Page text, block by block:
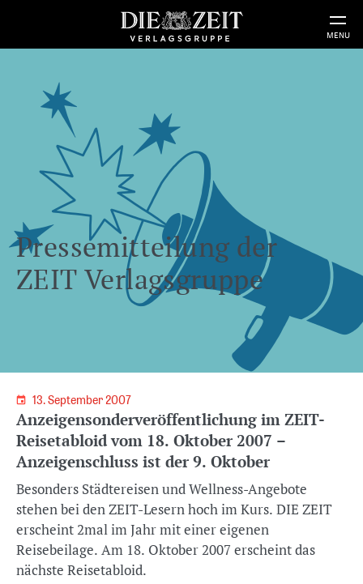
MENU
Pressemitteilung der
ZEIT Verlagsgruppe
13. September 2007
Anzeigensonderveröffentlichung im ZEIT-
Reisetabloid vom 18. Oktober 2007 –
Anzeigenschluss ist der 9. Oktober
Besonders Städtereisen und Wellness-Angebote
stehen bei den ZEIT-Lesern hoch im Kurs. DIE ZEIT
erscheint 2mal im Jahr mit einer eigenen
Reisebeilage. Am 18. Oktober 2007 erscheint das
nächste Reisetabloid.